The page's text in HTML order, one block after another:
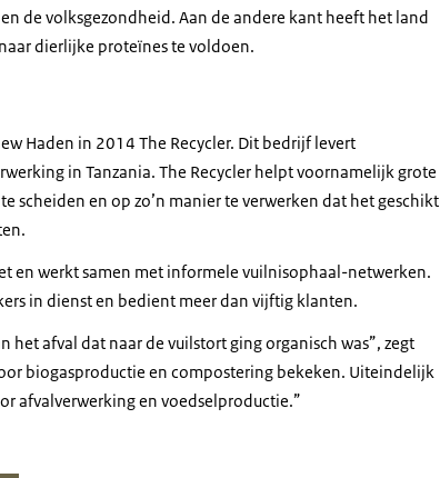
de volksgezondheid. Aan de andere kant heeft het land
dierlijke proteïnes te voldoen.
Haden in 2014 The Recycler. Dit bedrijf levert
in Tanzania. The Recycler helpt voornamelijk grote
scheiden en op zo’n manier te verwerken dat het geschikt
en werkt samen met informele vuilnisophaal-netwerken.
in dienst en bedient meer dan vijftig klanten.
afval dat naar de vuilstort ging organisch was”, zegt
biogasproductie en compostering bekeken. Uiteindelijk
afvalverwerking en voedselproductie.”